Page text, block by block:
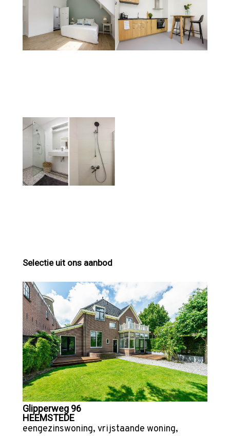
Selectie uit ons aanbod
Glipperweg 96
HEEMSTEDE
eengezinswoning, vrijstaande woning,